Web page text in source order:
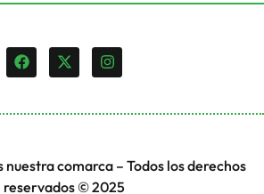
nuestra comarca – Todos los derechos
reservados © 2025